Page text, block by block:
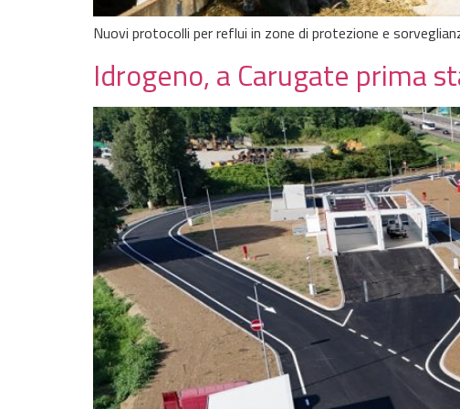
Nuovi protocolli per reflui in zone di protezione e
Idrogeno, a Carugate prima